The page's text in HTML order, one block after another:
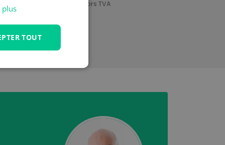
€ 149,95 Hors TVA
plus
TOUT